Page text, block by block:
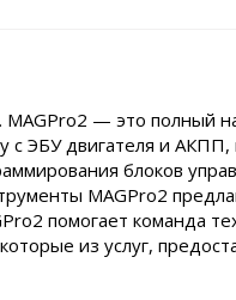
— это полный
с ЭБУ двигателя и
блоков
MAGPro2
помогает команда
из услуг,